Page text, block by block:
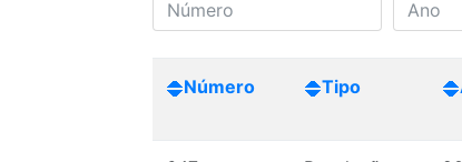
Número Tipo